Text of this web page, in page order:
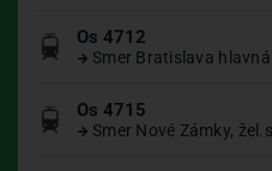
Os 4712
Smer Bratislava
Os 4715
Smer Nové Zámky,